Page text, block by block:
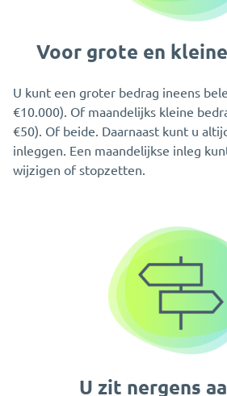
Voor grote en
U kunt een groter bedrag ineens
€10.000). Of maandelijks kleine
€50). Of beide. Daarnaast kunt u
inleggen. Een maandelijkse inleg
wijzigen of stopzetten.
U zit nergens